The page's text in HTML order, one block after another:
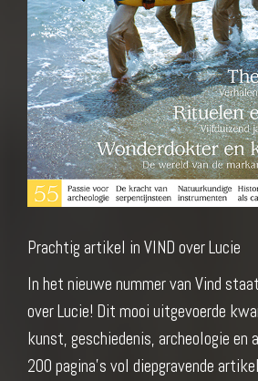
Prachtig artikel in VIND over Lucie
In het nieuwe nummer van Vind
over Lucie! Dit mooi uitgevoerde
kunst, geschiedenis, archeologie
200 pagina’s vol diepgravende